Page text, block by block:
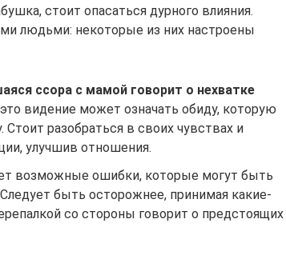
стоит опасаться дурного влияния.
людьми: некоторые из них настроены
ссора с мамой говорит о нехватке
видение может означать обиду, которую
Стоит разобраться в своих чувствах и
улучшив отношения.
возможные ошибки, которые могут быть
быть осторожнее, принимая какие-
со стороны говорит о предстоящих